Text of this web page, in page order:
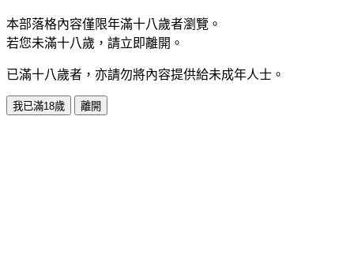
本部落格內容僅限年滿十八歲者瀏覽。
若您未滿十八歲，請立即離開。
已滿十八歲者，亦請勿將內容提供給未成年人士。
我已滿18歲 離開